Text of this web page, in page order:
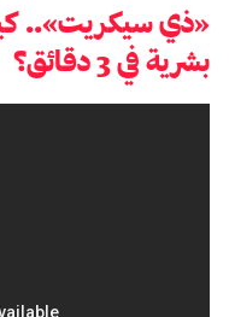
«ذي سيكريت»..
بشرية في 3 دقائق؟